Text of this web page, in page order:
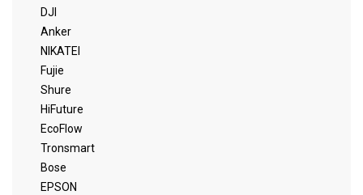
DJI
Anker
NIKATEI
Fujie
Shure
HiFuture
EcoFlow
Tronsmart
Bose
EPSON